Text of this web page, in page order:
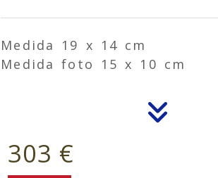
Medida 19 x 14 cm
Medida foto 15 x 10 cm
303 €